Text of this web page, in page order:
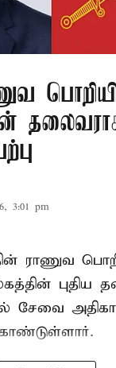
3:01 pm
ராணுவ
புதிய
சேவை